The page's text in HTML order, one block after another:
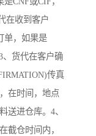
在收到客户
单，如果是
、货代在客户确
传真
在时间，地点
送进仓库。4、
截仓时间内，